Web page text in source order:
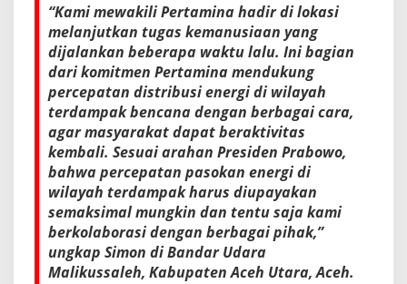
i
K
e
m
a
n
u
i
a
a
n
d
i
A
c
e
“Kami mewakili Pertamina hadir di lokasi
melanjutkan tugas kemanusiaan yang
dijalankan beberapa waktu lalu. Ini bagian
dari komitmen Pertamina mendukung
percepatan distribusi energi di wilayah
terdampak bencana dengan berbagai cara,
agar masyarakat dapat beraktivitas
kembali. Sesuai arahan Presiden Prabowo,
bahwa percepatan pasokan energi di
wilayah terdampak harus diupayakan
semaksimal mungkin dan tentu saja kami
berkolaborasi dengan berbagai pihak,”
ungkap Simon di Bandar Udara
Malikussaleh, Kabupaten Aceh Utara, Aceh.